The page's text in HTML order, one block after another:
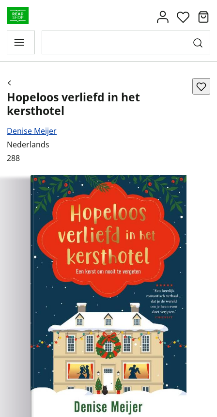
Hopeloos verliefd in het
kersthotel
Denise Meijer
Nederlands
288